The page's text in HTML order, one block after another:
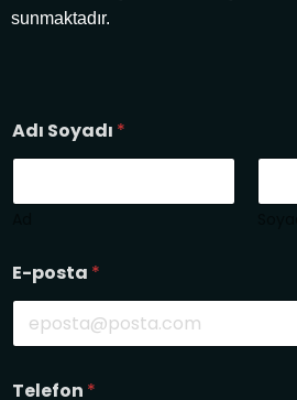
sunmaktadır.
Adı Soyadı *
E-posta *
Telefon *